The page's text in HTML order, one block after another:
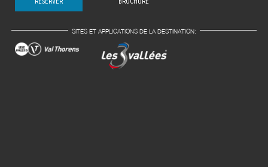
SITES ET APPLICATIONS DE LA DESTINATION: